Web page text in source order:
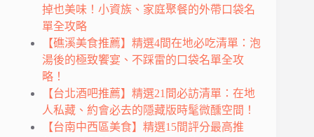
掉也美味！小資族、家庭聚餐的外帶口袋名
單全攻略
【礁溪美食推薦】精選4間在地必吃清單：泡
湯後的極致饗宴、不踩雷的口袋名單全攻
略！
【台北酒吧推薦】精選21間必訪清單：在地
人私藏、約會必去的隱藏版時髦微醺空間！
【台南中西區美食】精選15間評分最高推